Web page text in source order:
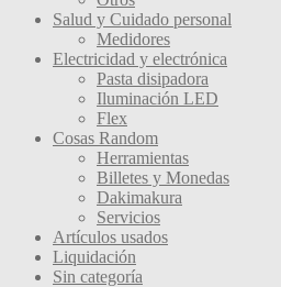
Salud y Cuidado personal
Medidores
Electricidad y electrónica
Pasta disipadora
Iluminación LED
Flex
Cosas Random
Herramientas
Billetes y Monedas
Dakimakura
Servicios
Artículos usados
Liquidación
Sin categoría